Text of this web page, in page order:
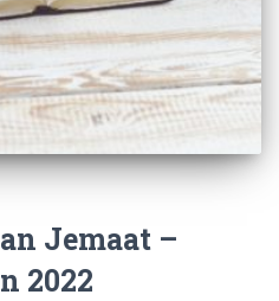
Jemaat –
2022